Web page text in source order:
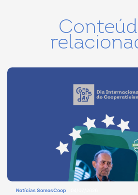
Notícias SomosCoop